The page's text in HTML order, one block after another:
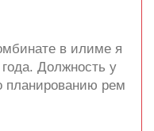
в илиме я
Должность у
планированию рем